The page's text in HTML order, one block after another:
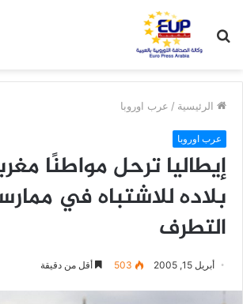
عن
الرئيسية / عرب اوروبا
عرب اوروبا
إيطاليا ترحل مواطنًا
بلاده للاشتباه في
التطرف
أبريل 15, 2005 503 أقل من دقيقة